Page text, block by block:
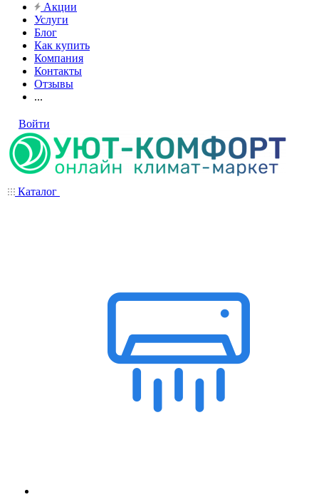
Акции
Услуги
Блог
Как купить
Компания
Контакты
Отзывы
...
Войти
Каталог